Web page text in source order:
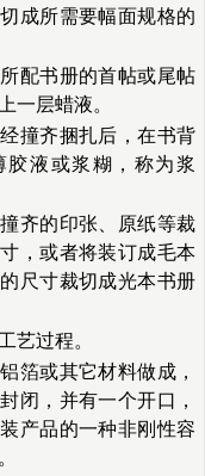
成所需要幅面规格的
配书册的首帖或尾帖
一层蜡液。
撞齐捆扎后，在书背
胶液或浆糊，称为浆
齐的印张、原纸等裁
，或者将装订成毛本
尺寸裁切成光本书册
艺过程。
箔或其它材料做成，
闭，并有一个开口，
产品的一种非刚性容